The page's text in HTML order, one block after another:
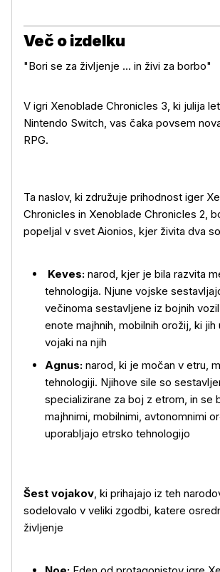
Več o izdelku
"Bori se za življenje ... in živi za borbo"
V igri Xenoblade Chronicles 3, ki julija
Nintendo Switch, vas čaka povsem
RPG.
Ta naslov, ki združuje prihodnost iger
Chronicles in Xenoblade Chronicles 2,
popeljal v svet Aionios, kjer živita dva
Keves: narod, kjer je bila razvita
tehnologija. Njune vojske
večinoma sestavljene iz bojnih
enote majhnih, mobilnih orožij, ki jih
vojaki na njih
Agnus: narod, ki je močan v etru,
tehnologiji. Njihove sile so
specializirane za boj z etrom, in se
majhnimi, mobilnimi, avtonomnimi
uporabljajo etrsko tehnologijo
Šest vojakov, ki prihajajo iz teh
sodelovalo v veliki zgodbi, katere
življenje